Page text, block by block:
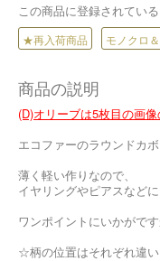
この商品に登録されてい
★再入荷商品 モノクロ
商品の説明
(D)オリーブは5枚目の画
エコファーのラウンドカ
薄く軽い作りなので、
イヤリングやピアスなど
ワンポイントにいかがで
☆柄の位置はそれぞれ違い